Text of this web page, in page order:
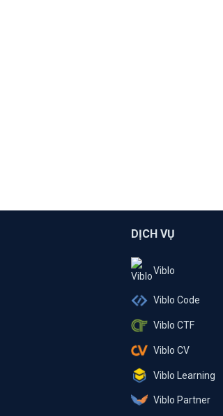
DỊCH VỤ
Viblo
Viblo Code
Viblo CTF
Viblo CV
Viblo Learning
Viblo Partner